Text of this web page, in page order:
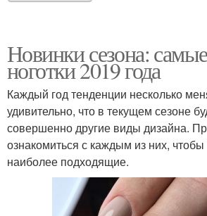
Новинки сезона:
ноготки 2019 года
Каждый год тенденции несколько
удивительно, что в текущем сезоне
совершенно другие виды дизайна.
ознакомиться с каждым из них,
наиболее подходящие.